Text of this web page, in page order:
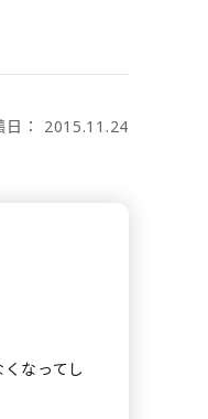
日： 2015.11.24
なってし